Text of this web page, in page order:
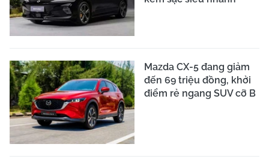
Mazda CX-5 đang giảm
đến 69 triệu đồng, khởi
điểm rẻ ngang SUV cỡ B